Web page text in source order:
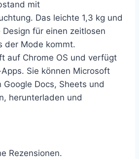
mit
Das leichte 1,3 kg und
für einen zeitlosen
der Mode kommt.
auf Chrome OS und verfügt
Sie können Microsoft
Docs, Sheets und
herunterladen und
Rezensionen.